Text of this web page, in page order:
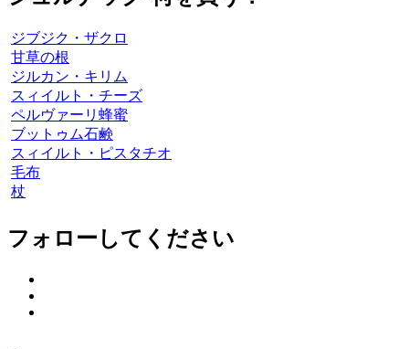
ジブジク・ザクロ
甘草の根
ジルカン・キリム
スィイルト・チーズ
ペルヴァーリ蜂蜜
ブットゥム石鹸
スィイルト・ピスタチオ
毛布
杖
フォローしてください